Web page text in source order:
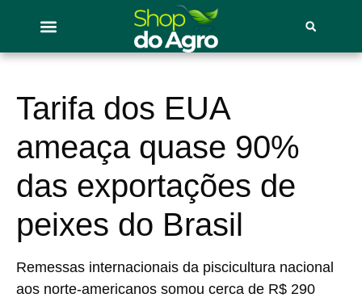
Tarifa dos EUA
ameaça quase 90%
das exportações de
peixes do Brasil
Remessas internacionais da piscicultura nacional
aos norte-americanos somou cerca de R$ 290